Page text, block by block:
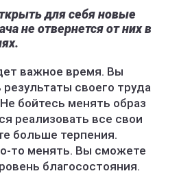
для себя новые
не отвернется от них в
важное время. Вы
своего труда
бойтесь менять образ
реализовать все свои
больше терпения.
то менять. Вы сможете
благосостояния.